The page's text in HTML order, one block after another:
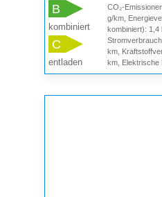
B
kombiniert
C
entladen
CO₂-
g/km,
kombiniert): 1,4
km,
km, Elektrische